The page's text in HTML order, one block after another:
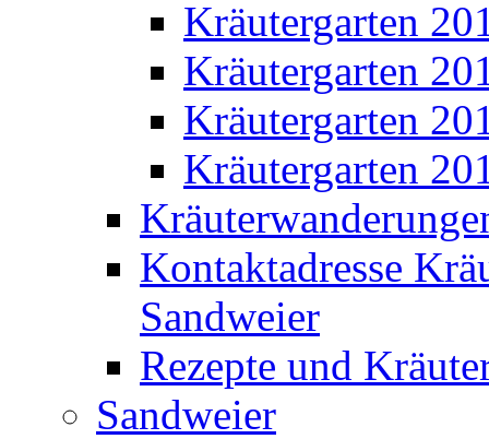
Kräutergarten
Kräutergarten
Kräutergarten
Kräutergarten
Kontaktadresse
Sandweier
Rezepte und
Sandweier